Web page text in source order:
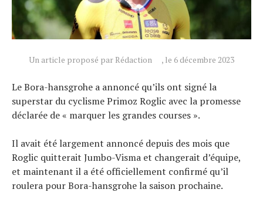
Un article proposé par Rédaction , le 6 décembre 2023
Le Bora-hansgrohe a annoncé qu’ils ont signé la
superstar du cyclisme Primoz Roglic avec la promesse
déclarée de « marquer les grandes courses ».
Il avait été largement annoncé depuis des mois que
Roglic quitterait Jumbo-Visma et changerait d’équipe,
et maintenant il a été officiellement confirmé qu’il
roulera pour Bora-hansgrohe la saison prochaine.
Conseils
Tendances
À propos